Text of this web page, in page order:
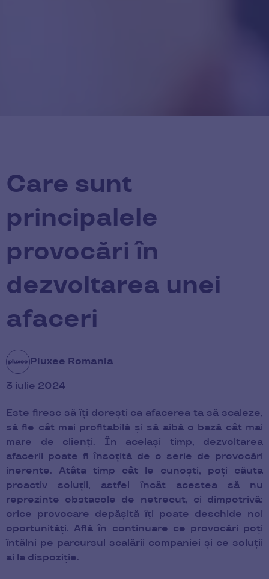
Care sunt
principalele
provocări în
dezvoltarea unei
afaceri
Pluxee Romania
3 iulie 2024
Este firesc să îți dorești ca afacerea ta să scaleze,
să fie cât mai profitabilă și să aibă o bază cât mai
mare de clienți. În același timp, dezvoltarea
afacerii poate fi însoțită de o serie de provocări
inerente. Atâta timp cât le cunoști, poți căuta
proactiv soluții, astfel încât acestea să nu
reprezinte obstacole de netrecut, ci dimpotrivă:
orice provocare depășită îți poate deschide noi
oportunități. Află în continuare ce provocări poți
întâlni pe parcursul scalării companiei și ce soluții
ai la dispoziție.